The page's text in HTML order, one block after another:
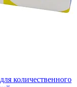
количественного